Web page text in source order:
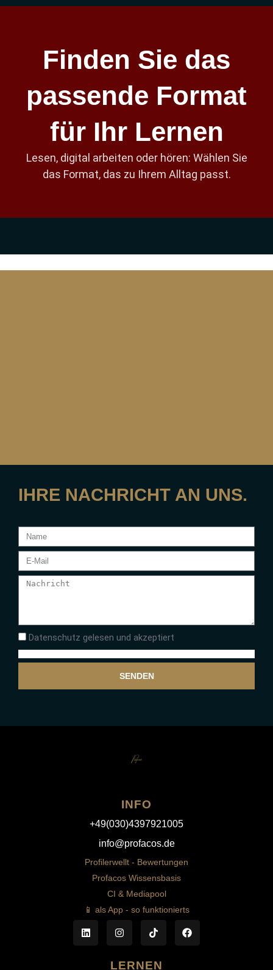
Finden Sie das
passende Format
für Ihr Lernen
Lesen, digital arbeiten oder hören: Wählen Sie
das Format, das zu Ihrem Alltag passt.
IHRE NACHRICHT AN UNS.
Datenschutz gelesen und akzeptiert
SENDEN
INFO
+49(030)4397921005
info@profacos.de
Profilerwellt - Bewertungen
Profacos Wissensbasis
CI & Mediapool
📱 als App - so funktionierts
LERNEN